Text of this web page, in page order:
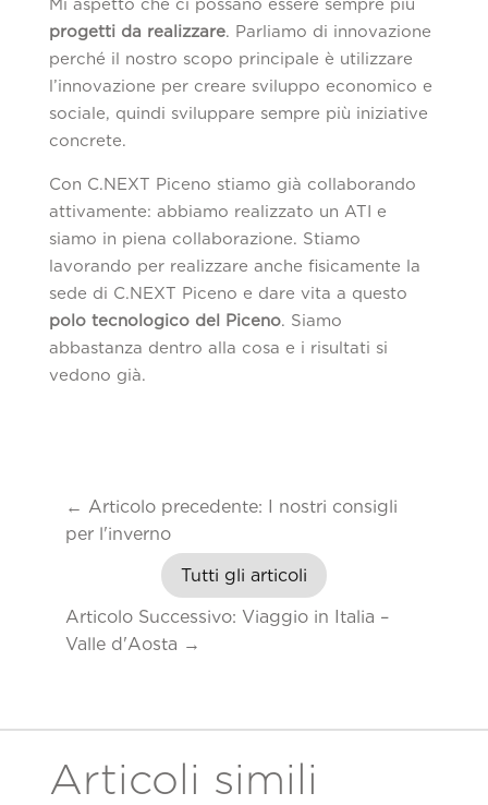
Mi aspetto che ci possano essere sempre più
progetti da realizzare. Parliamo di innovazione
perché il nostro scopo principale è utilizzare
l’innovazione per creare sviluppo economico e
sociale, quindi sviluppare sempre più iniziative
concrete.
Con C.NEXT Piceno stiamo già collaborando
attivamente: abbiamo realizzato un ATI e
siamo in piena collaborazione. Stiamo
lavorando per realizzare anche fisicamente la
sede di C.NEXT Piceno e dare vita a questo
polo tecnologico del Piceno. Siamo
abbastanza dentro alla cosa e i risultati si
vedono già.
← Articolo precedente: I nostri consigli
per l'inverno
Tutti gli articoli
Articolo Successivo: Viaggio in Italia –
Valle d'Aosta →
Articoli simili